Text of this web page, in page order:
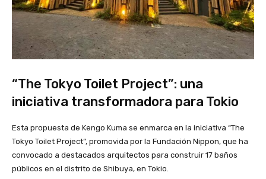
“The Tokyo Toilet Project”: una
iniciativa transformadora para Tokio
Esta propuesta de Kengo Kuma se enmarca en la iniciativa “The
Tokyo Toilet Project”, promovida por la Fundación Nippon, que ha
convocado a destacados arquitectos para construir 17 baños
públicos en el distrito de Shibuya, en Tokio.